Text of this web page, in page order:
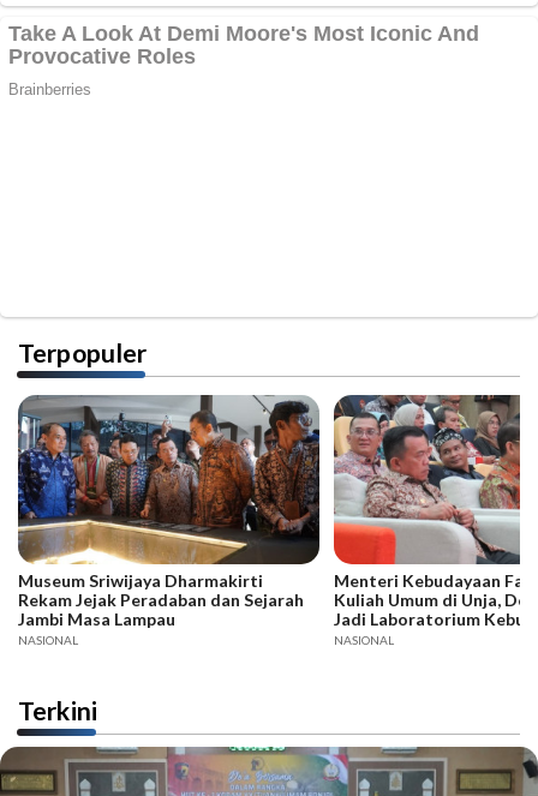
Terpopuler
Museum Sriwijaya Dharmakirti
Rekam Jejak Peradaban dan Sejarah
Jambi Masa Lampau
NASIONAL
Menteri Kebudayaan
Kuliah Umum di Unja,
Jadi Laboratorium
NASIONAL
Terkini